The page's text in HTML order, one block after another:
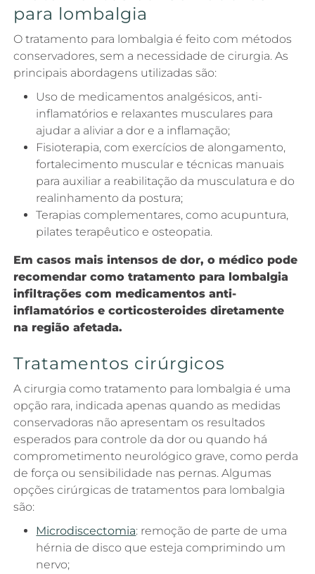
para lombalgia
O tratamento para lombalgia é feito com métodos
conservadores, sem a necessidade de cirurgia. As
principais abordagens utilizadas são:
Uso de medicamentos analgésicos, anti-
inflamatórios e relaxantes musculares para
ajudar a aliviar a dor e a inflamação;
Fisioterapia, com exercícios de alongamento,
fortalecimento muscular e técnicas manuais
para auxiliar a reabilitação da musculatura e do
realinhamento da postura;
Terapias complementares, como acupuntura,
pilates terapêutico e osteopatia.
Em casos mais intensos de dor, o médico pode
recomendar como tratamento para lombalgia
infiltrações com medicamentos anti-
inflamatórios e corticosteroides diretamente
na região afetada.
Tratamentos cirúrgicos
A cirurgia como tratamento para lombalgia é uma
opção rara, indicada apenas quando as medidas
conservadoras não apresentam os resultados
esperados para controle da dor ou quando há
comprometimento neurológico grave, como perda
de força ou sensibilidade nas pernas. Algumas
opções cirúrgicas de tratamentos para lombalgia
são:
Microdiscectomia: remoção de parte de uma
hérnia de disco que esteja comprimindo um
nervo;